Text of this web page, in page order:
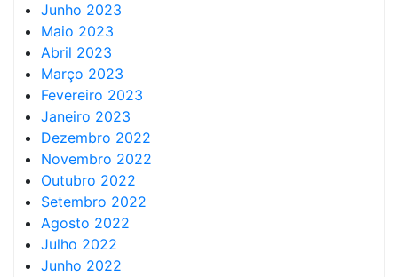
Junho 2023
Maio 2023
Abril 2023
Março 2023
Fevereiro 2023
Janeiro 2023
Dezembro 2022
Novembro 2022
Outubro 2022
Setembro 2022
Agosto 2022
Julho 2022
Junho 2022